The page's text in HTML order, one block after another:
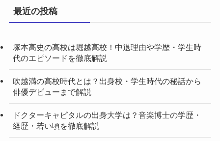
最近の投稿
塚本高史の高校は堀越高校！中退理由や学歴・学生時
代のエピソードを徹底解説
吹越満の高校時代とは？出身校・学生時代の秘話から
俳優デビューまで解説
ドクターキャピタルの出身大学は？音楽博士の学歴・
経歴・若い頃を徹底解説